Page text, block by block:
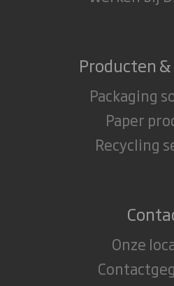
Producten
Packaging
Paper
Recycling
Onze